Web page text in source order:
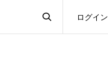
ログイン